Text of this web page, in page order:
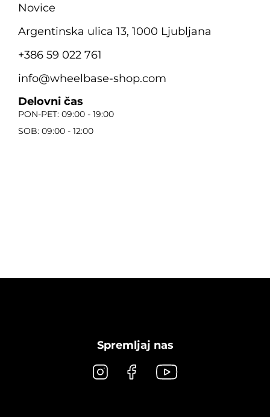
Novice
Argentinska ulica 13, 1000 Ljubljana
+386 59 022 761
info@wheelbase-shop.com
Delovni čas
PON-PET: 09:00 - 19:00
SOB: 09:00 - 12:00
Spremljaj nas